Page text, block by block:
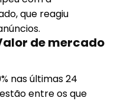
que reagiu
de mercado
nas últimas 24
entre os que